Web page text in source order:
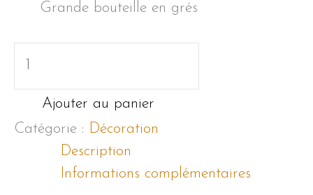
Grande bouteille en grés
Grande
bouteille
Ajouter au panier
Catégorie : Décoration
Description
Informations complémentaires